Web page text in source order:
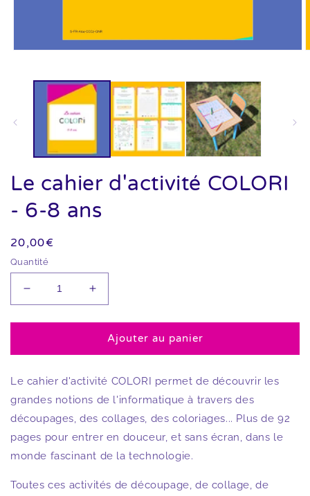
fenêtre
Le cahier d'activité COLORI
- 6-8 ans
Prix
habituel
20,00€
Quantité
Réduire
la
quantité
Le
d&#39;activité
COLORI
-
6-
8
ans
Augmenter
la
quantité
Le
d&#39;activité
COLORI
-
6-
ans
Ajouter au panier
Le cahier d'activité COLORI permet de découvrir les
grandes notions de l'informatique à travers des
découpages, des collages, des coloriages... Plus de 92
pages pour entrer en douceur, et sans écran, dans le
monde fascinant de la technologie.
Toutes ces activités de découpage, de collage, de